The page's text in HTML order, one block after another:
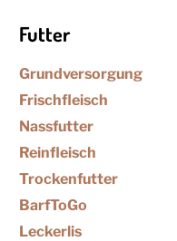
Futter
Grundversorgung
Frischfleisch
Nassfutter
Reinfleisch
Trockenfutter
BarfToGo
Leckerlis